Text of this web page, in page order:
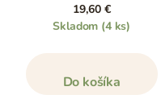
19,60 €
Skladom (4 ks)
Do košíka